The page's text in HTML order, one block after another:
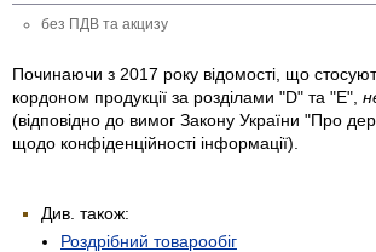
без ПДВ та акцизу
Починаючи з 2017 року відомості, що
кордоном продукції за розділами "D" та "Е",
(відповідно до вимог Закону України "Про
щодо конфіденційності інформації).
Див. також:
Роздрібний товарообіг